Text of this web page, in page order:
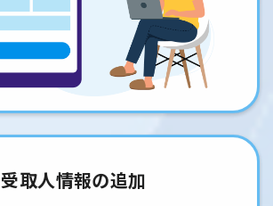
受取人情報の追加